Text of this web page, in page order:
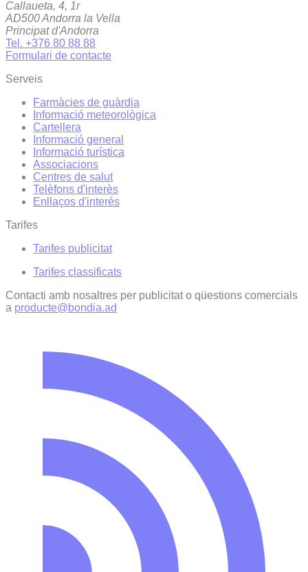
Callaueta, 4, 1r
AD500 Andorra la Vella
Principat d'Andorra
Tel. +376 80 88 88
Formulari de contacte
Serveis
Farmàcies de guàrdia
Informació meteorològica
Cartellera
Informació general
Informació turística
Associacions
Centres de salut
Telèfons d'interès
Enllaços d'interés
Tarifes
Tarifes publicitat
Tarifes classificats
Contacti amb nosaltres per publicitat o qüestions comercials
a producte@bondia.ad